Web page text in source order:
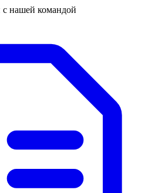
с нашей командой